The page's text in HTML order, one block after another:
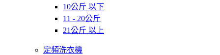
10公斤 以下
11 - 20公斤
21公斤 以上
定頻洗衣機